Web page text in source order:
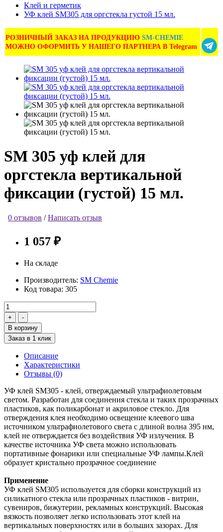
Клей и герметик
УФ клей SM305 для оргстекла густой 15 мл.
РОЗНИЧНЫЙ ЗАКАЗ НА ПРОДУКЦИЮ SM-CHEMIE
МОЖНО ОФОРМИТЬ У НАШЕГО ПАРТНЕРА В Telegram
SM 305 уф клей для
оргстекла вертикальной
фиксации (густой) 15 мл.
0 отзывов /Написать отзыв
1 057 ₽
На складе
Производитель: SM Chemie
Код товара: 305
В корзину
Заказ в 1 клик
Описание
Характеристики
Отзывы (0)
УФ клей SM305 - клей, отверждаемый ультрафиолетовым
светом. Разработан для соединения стекла и таких прозрачных
пластиков, как поликарбонат и акриловое стекло. Для
отверждения клея необходимо освещение клеевого шва
источником ультрафиолетового света с длиной волна 395 нм,
клей не отверждается без воздействия УФ излучения. В
качестве источника УФ света можно использовать
портативные фонарики или специальные УФ лампы.Клей
образует кристально прозрачное соединение
Применение
УФ клей SM305 используется для сборки конструкций из
силикатного стекла или прозрачных пластиков - витрин,
сувениров, бижутерии, рекламных конструкций. Высокая
вязкость позволяет легко использовать этот клей на
вертикальных поверхностях или в больших зазорах. Для